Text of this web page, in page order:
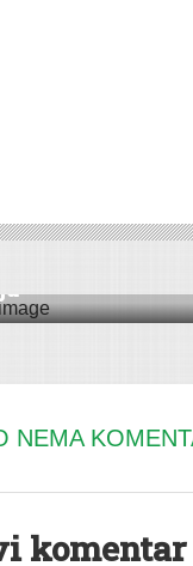
NEMA
komentar